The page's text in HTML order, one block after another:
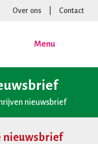
Over ons Contact
Menu
nieuwsbrief
nieuwsbrief